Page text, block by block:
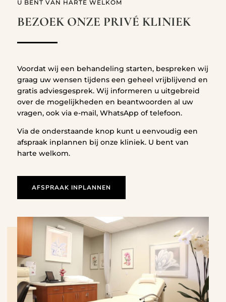
U BENT VAN HARTE WELKOM
BEZOEK ONZE PRIVÉ KLINIEK
Voordat wij een behandeling starten, bespreken wij
graag uw wensen tijdens een geheel vrijblijvend en
gratis adviesgesprek. Wij informeren u uitgebreid
over de mogelijkheden en beantwoorden al uw
vragen, ook via e-mail, WhatsApp of telefoon.
Via de onderstaande knop kunt u eenvoudig een
afspraak inplannen bij onze kliniek. U bent van
harte welkom.
AFSPRAAK INPLANNEN